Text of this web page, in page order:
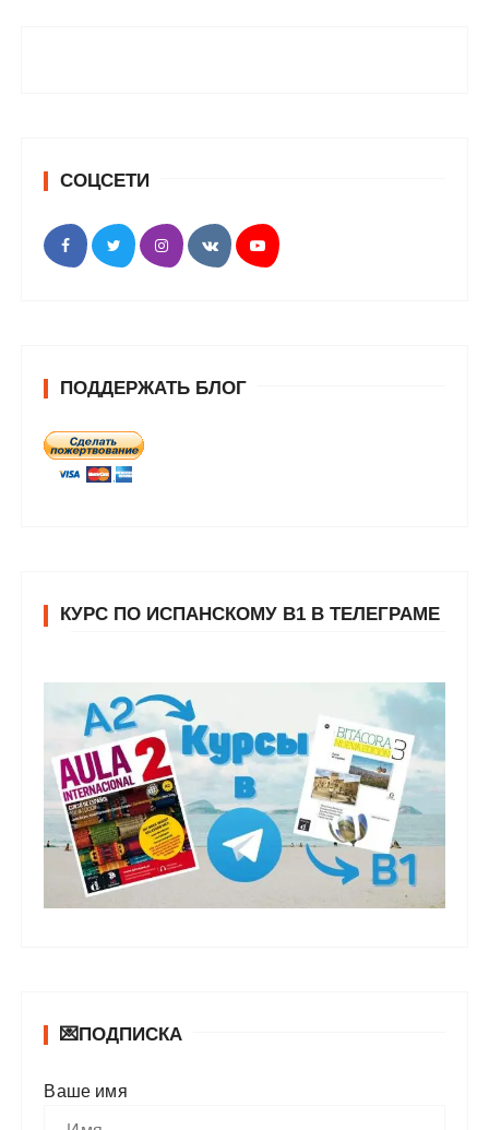
СОЦСЕТИ
ПОДДЕРЖАТЬ БЛОГ
КУРС ПО ИСПАНСКОМУ В1 В ТЕЛЕГРАМЕ
💌ПОДПИСКА
Ваше имя